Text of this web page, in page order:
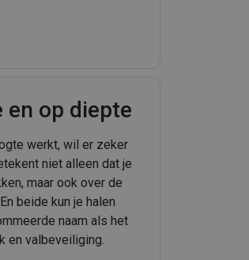
op diepte
werkt, wil er zeker
niet alleen dat je
maar ook over de
beide kun je halen
naam als het
en valbeveiliging.